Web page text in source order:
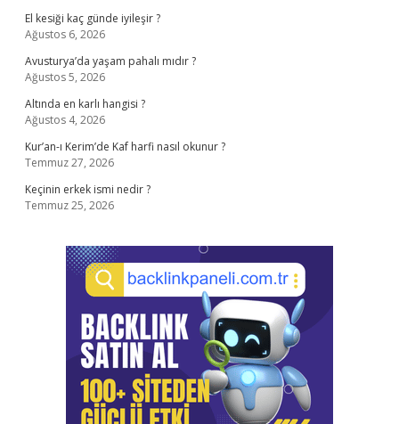
El kesiği kaç günde iyileşir ?
Ağustos 6, 2026
Avusturya’da yaşam pahalı mıdır ?
Ağustos 5, 2026
Altında en karlı hangisi ?
Ağustos 4, 2026
Kur’an-ı Kerim’de Kaf harfi nasıl okunur ?
Temmuz 27, 2026
Keçinin erkek ismi nedir ?
Temmuz 25, 2026